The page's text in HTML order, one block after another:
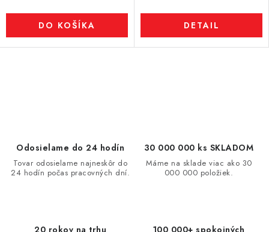
DO KOŠÍKA DETAIL
c
Odosielame do 24 hodín
Tovar odosielame najneskôr do
24 hodín počas pracovných dní.
30 000 000 ks SKLADOM
Máme na sklade viac ako 30
000 000 položiek.
20 rokov na trhu
100 000+ spokojných